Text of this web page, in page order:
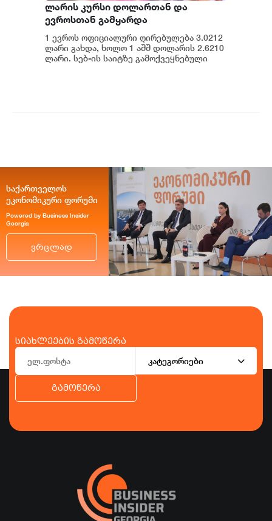
ლარის კურსი დოლართან და
ევროსთან გამყარდა
1 ევროს ოფიციალური ღირებულება 3.0212
ლარი გახდა, ხოლო 1 აშშ დოლარის 2.6210
ლარი. სებ-ის საიტზე გამოქვეყნებული
საქართველოს
ეკონომიკური ფორუმი
Powered by Business Insider
Georgia
ვრცლად
სიახლეების გამოწერა
კატეგორიები
გამოწერა